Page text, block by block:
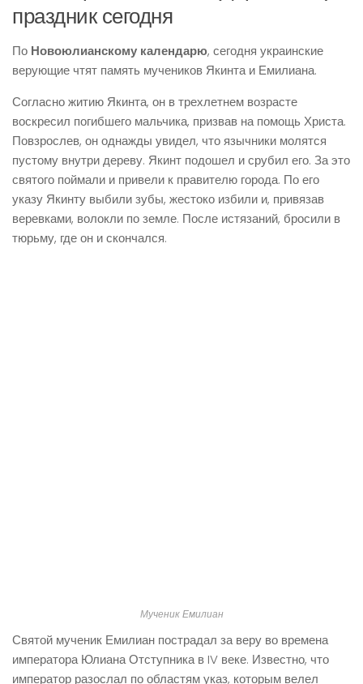
праздник сегодня
По Новоюлианскому календарю, сегодня украинские
верующие чтят память мучеников Якинта и Емилиана.
Согласно житию Якинта, он в трехлетнем возрасте
воскресил погибшего мальчика, призвав на помощь Христа.
Повзрослев, он однажды увидел, что язычники молятся
пустому внутри дереву. Якинт подошел и срубил его. За это
святого поймали и привели к правителю города. По его
указу Якинту выбили зубы, жестоко избили и, привязав
веревками, волокли по земле. После истязаний, бросили в
тюрьму, где он и скончался.
Мученик Емилиан
Святой мученик Емилиан пострадал за веру во времена
императора Юлиана Отступника в IV веке. Известно, что
император разослал по областям указ, которым велел